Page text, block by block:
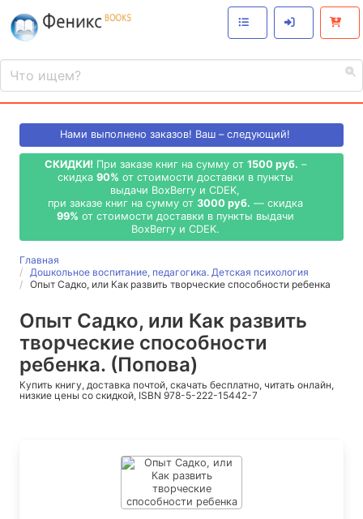
Нами выполнено заказов! Ваш – следующий!
СКИДКИ! При заказе книг на сумму от 1500 руб. –
скидка 90% от стоимости доставки в пункты
выдачи BoxBerry и CDEK,
при заказе книг на сумму от 3000 руб. — скидка
99% от стоимости доставки в пункты выдачи
BoxBerry и CDEK.
Главная
Дошкольное воспитание, педагогика. Детская психология
Опыт Садко, или Как развить творческие способности ребенка
Опыт Садко, или Как развить
творческие способности
ребенка. (Попова)
Купить книгу, доставка почтой, скачать бесплатно, читать онлайн,
низкие цены со скидкой, ISBN 978-5-222-15442-7